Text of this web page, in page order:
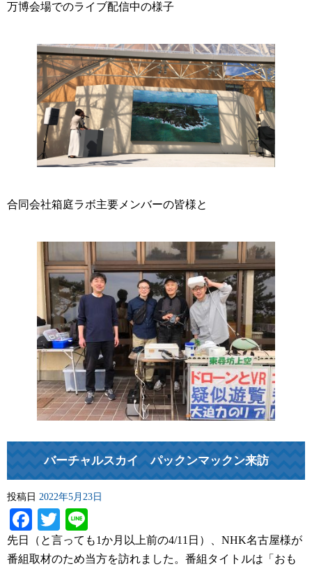
万博会場でのライブ配信中の様子
合同会社箱庭ラボ主要メンバーの皆様と
バーチャルスカイ パックンマックン来訪
投稿日 2022年5月23日
Facebook
Twitter
先日（と言っても1か月以上前の4/11日）、NHK名古屋様が
番組取材のため当方を訪れました。番組タイトルは「おも